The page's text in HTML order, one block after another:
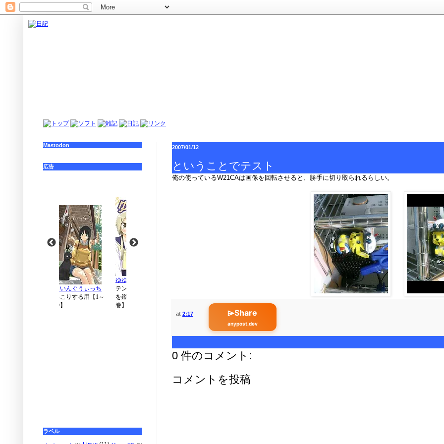
2007/01/12
ということでテスト
俺の使っているW21CAは画像を回転させると、勝手に切り取られるらしい。
at 2:17 ⌲Share
anypost.dev
0 件のコメント:
コメントを投稿
Mastodon
広告
ラベル